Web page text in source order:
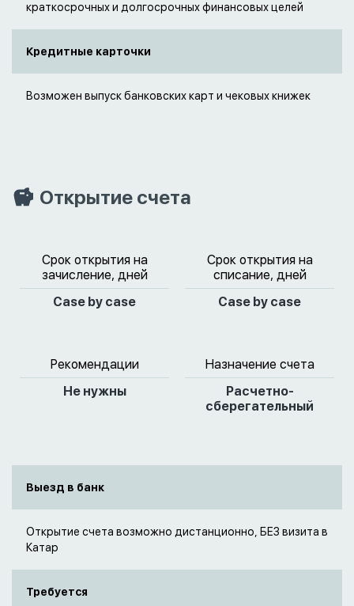
краткосрочных и долгосрочных финансовых целей
Кредитные карточки
Возможен выпуск банковских карт и чековых книжек
Открытие счета
Срок открытия на
зачисление, дней
Case by case
Срок открытия на
списание, дней
Case by case
Рекомендации
Не нужны
Назначение счета
Расчетно-
сберегательный
Выезд в банк
Открытие счета возможно дистанционно, БЕЗ визита в
Катар
Требуется